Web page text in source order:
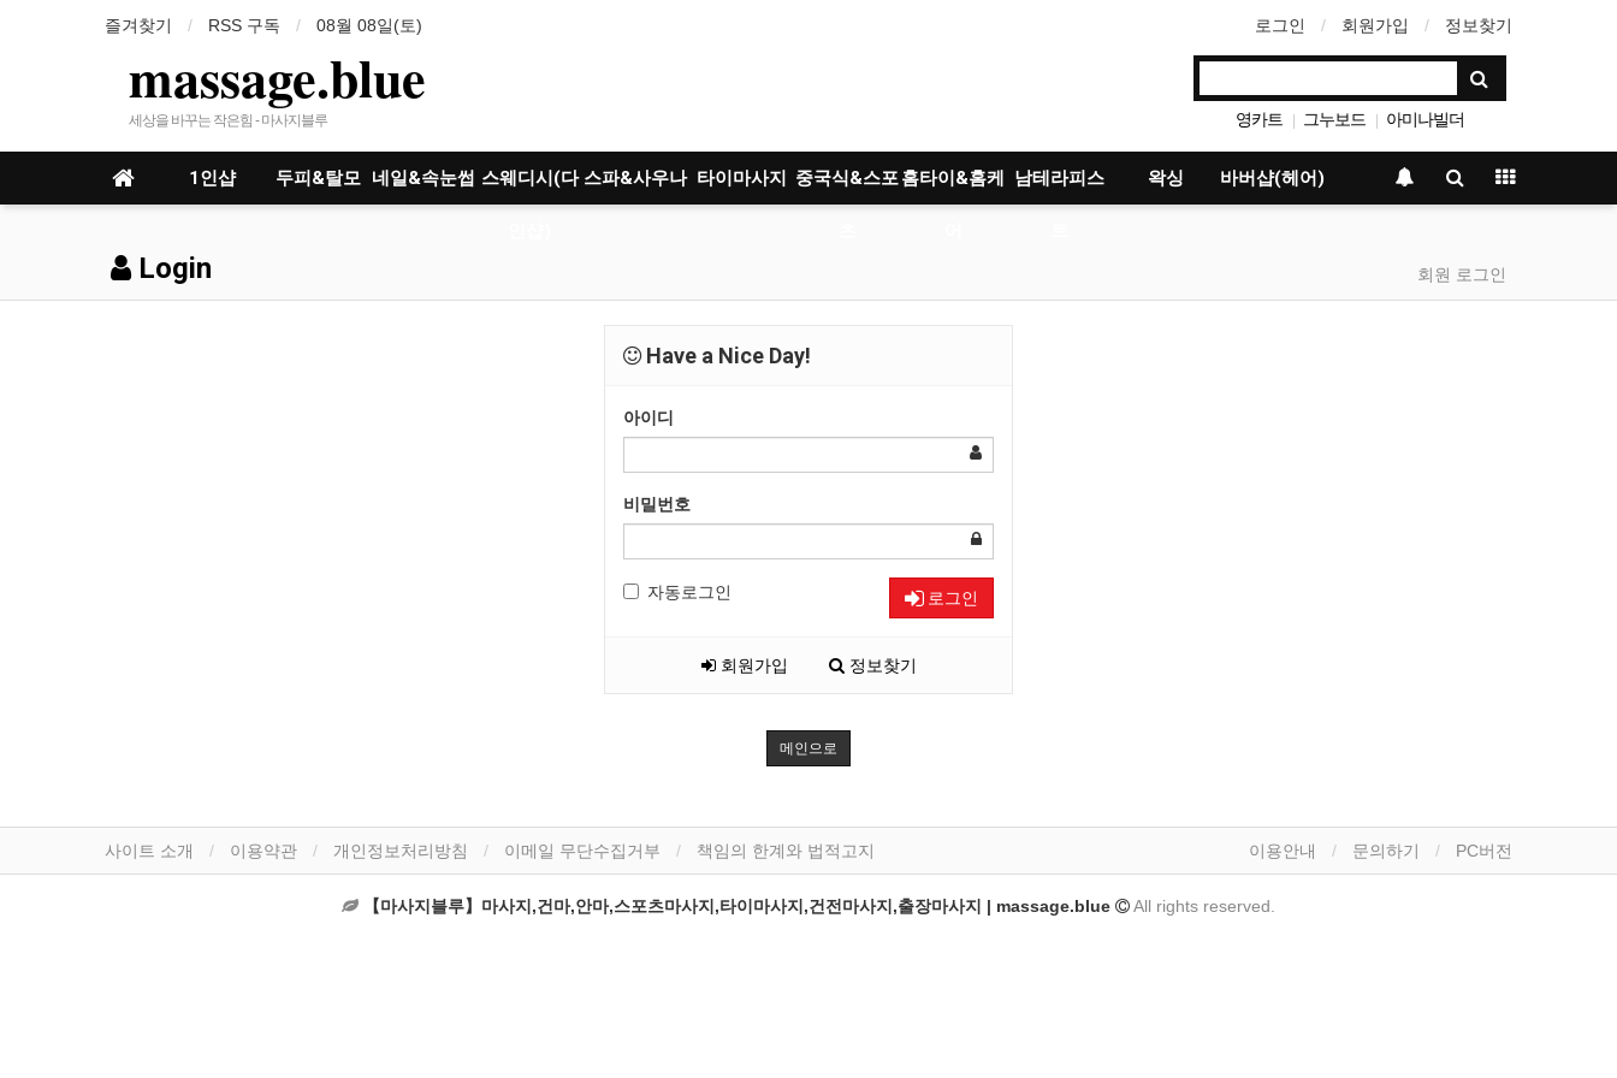
즐겨찾기 RSS 구독 08월 08일(토) 로그인 회원가입 정보찾기
massage.blue
세상을 바꾸는 작은힘 - 마사지블루 영카트 그누보드 아미나빌더
| 베이직테마
1인샵 두피&탈모 네일&속눈썹 스웨디시(다 스파&사우나 타이마사지 중국식&스포홈타이&홈케 남테라피스 왁싱 바버샵(헤어)
Login 회원 로그인
Have a Nice Day!
아이디
비밀번호
자동로그인 로그인
회원가입 정보찾기
메인으로
사이트 소개 이용약관 개인정보처리방침 이메일 무단수집거부 책임의 한계와 법적고지 이용안내 문의하기 PC버전
【마사지블루】마사지,건마,안마,스포츠마사지,타이마사지,건전마사지,출장마사지 | massage.blue All rights reserved.